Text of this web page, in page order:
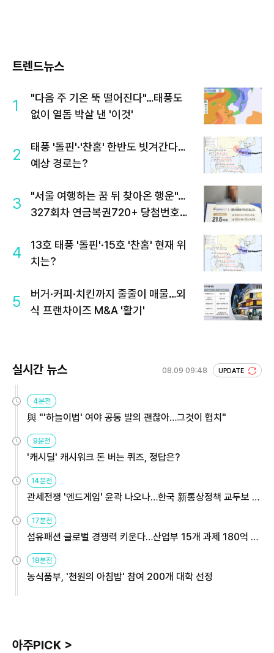
트렌드뉴스
1
"다음 주 기온 뚝 떨어진다"…태풍도
없이 열돔 박살 낸 '이것'
2
태풍 '돌핀'·'찬홈' 한반도 빗겨간다…
예상 경로는?
3
"서울 여행하는 꿈 뒤 찾아온 행운"…
327회차 연금복권720+ 당첨번호조
4
13호 태풍 '돌핀'·15호 '찬홈' 현재 위
치는?
5
버거·커피·치킨까지 줄줄이 매물…외
식 프랜차이즈 M&A '활기'
실시간 뉴스 08.09 09:48 UPDATE
4분전
與 "'하늘이법' 여야 공동 발의 괜찮아…그것이 협치"
9분전
'캐시딜' 캐시워크 돈 버는 퀴즈, 정답은?
14분전
관세전쟁 '엔드게임' 윤곽 나오나…한국 新통상정책 교두보 활
17분전
섬유패션 글로벌 경쟁력 키운다…산업부 15개 과제 180억 지
18분전
농식품부, '천원의 아침밥' 참여 200개 대학 선정
아주PICK >